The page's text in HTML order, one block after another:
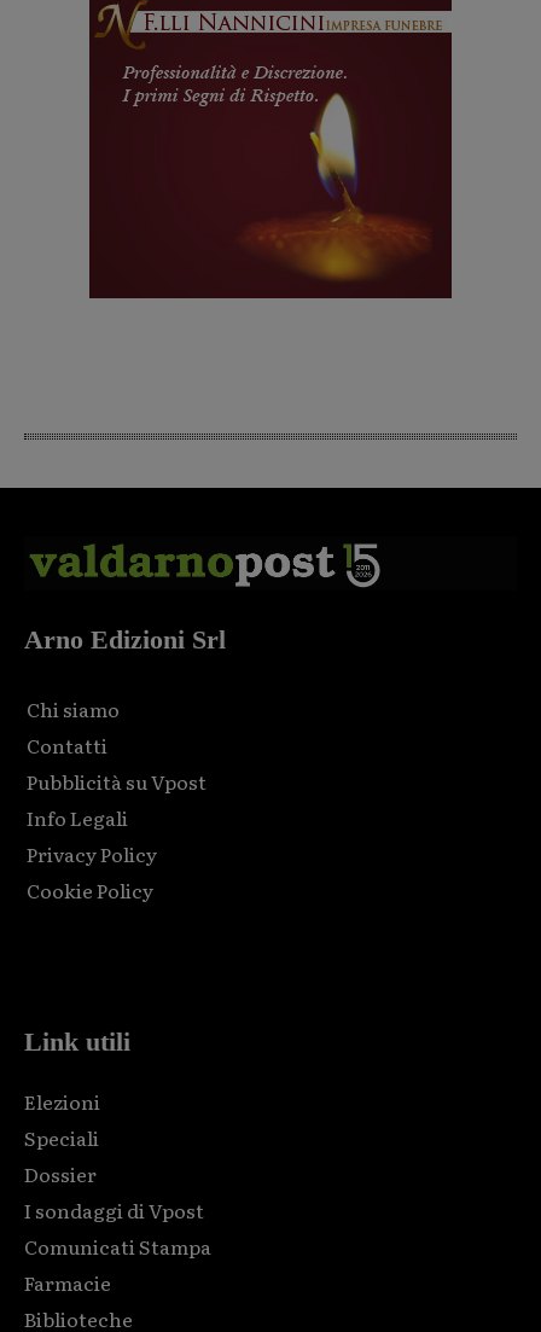
Arno Edizioni Srl
Chi siamo
Contatti
Pubblicità su Vpost
Info Legali
Privacy Policy
Cookie Policy
Link utili
Elezioni
Speciali
Dossier
I sondaggi di Vpost
Comunicati Stampa
Farmacie
Biblioteche